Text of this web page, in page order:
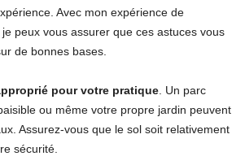
Avec mon expérience de
peux vous assurer que ces astuces vous
de bonnes bases.
pour votre pratique . Un parc
ou même votre propre jardin peuvent
Assurez-vous que le sol soit relativement
sécurité.